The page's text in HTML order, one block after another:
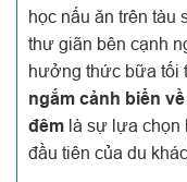
học nấu ăn trên tàu
thư giãn bên cạnh
hưởng thức bữa tối
ngắm cảnh biển
đêm là sự lựa chọn
đầu tiên của du